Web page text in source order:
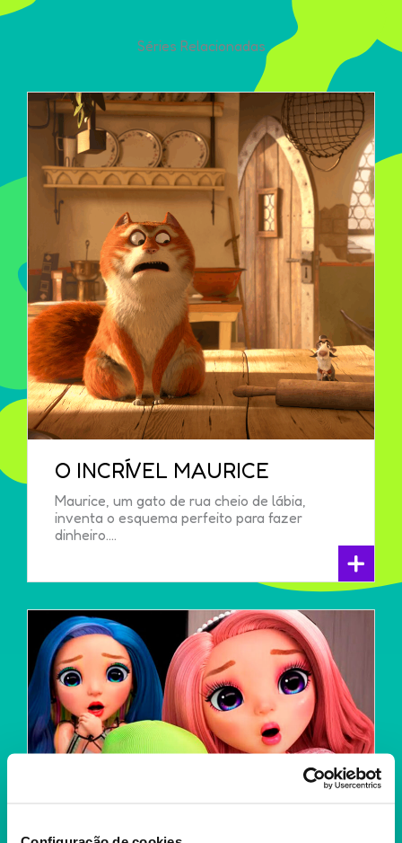
Séries Relacionadas
O INCRÍVEL MAURICE
Maurice, um gato de rua cheio de lábia,
inventa o esquema perfeito para fazer
dinheiro....
+